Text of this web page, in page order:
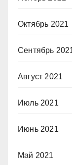
Октябрь 2021
Сентябрь
Август 2021
Июль 2021
Июнь 2021
Май 2021